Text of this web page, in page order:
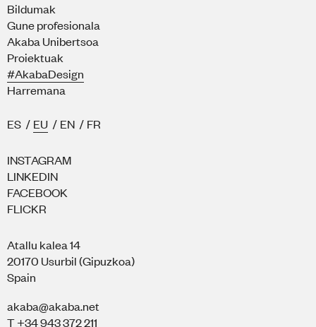
Atallu kalea 14
20170 Usurbil (Gipuzkoa)
Spain
akaba@akaba.net
T +34 943 372 211
INSTAGRAM
LINKEDIN
FACEBOOK
FLICKR
Bildumak
Gune profesionala
Akaba Unibertsoa
Proiektuak
#AkabaDesign
Harremana
ES / EU / EN / FR